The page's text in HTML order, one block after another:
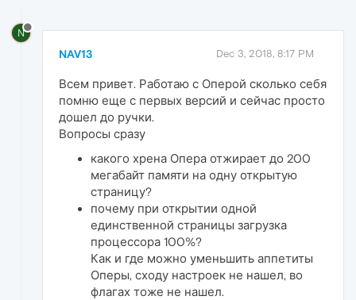
N
NAV13 Dec 3, 2018, 8:17 PM
Всем привет. Работаю с Оперой сколько себя
помню еще с первых версий и сейчас просто
дошел до ручки.
Вопросы сразу
какого хрена Опера отжирает до 200
мегабайт памяти на одну открытую
страницу?
почему при открытии одной
единственной страницы загрузка
процессора 100%?
Как и где можно уменьшить аппетиты
Оперы, сходу настроек не нашел, во
флагах тоже не нашел.